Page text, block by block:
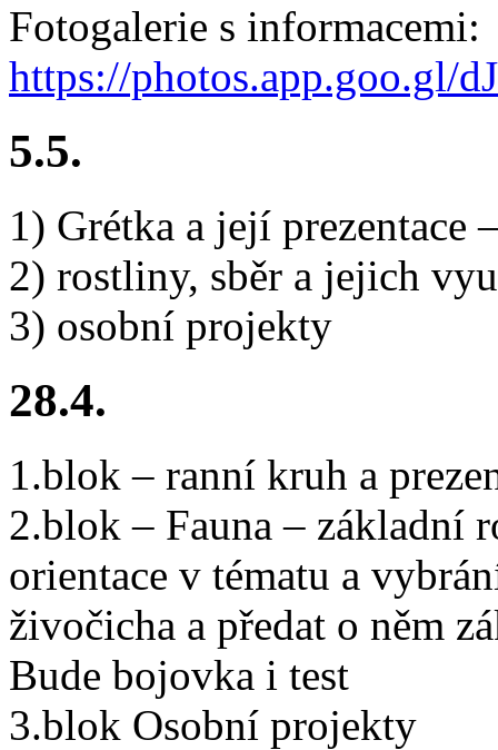
Fotogalerie s informacemi:
https://photos.app.goo.gl/
5.5.
1) Grétka a její prezentace
2) rostliny, sběr a jejich
3) osobní projekty
28.4.
1.blok – ranní kruh a
2.blok – Fauna – základní
orientace v tématu a
živočicha a předat o něm
Bude bojovka i test
3.blok Osobní projekty